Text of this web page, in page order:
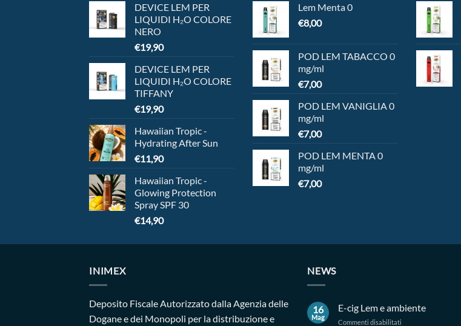
DEVICE LEM PER
LIQUIDI H₂O COLORE
NERO
€19,90
DEVICE LEM PER
LIQUIDI H₂O COLORE
TIFFANY
€19,90
Hawaiian Tropic -
Hydrating After Sun
€11,90
Hawaiian Tropic -
Glowing Protection
Spray SPF 30
€14,90
Lem Menta 0
€8,00
POD LEM TABACCO 0
mg/ml
€7,00
POD LEM VANIGLIA 0
mg/ml
€7,00
POD LEM MENTA 0
mg/ml
€7,00
INIMEX
Deposito Fiscale Autorizzato dalla Agenzia delle
Dogane e dei Monopoli per la distribuzione e
NEWS
16
Mag
E-cig Lem e ambiente
Commenti disabilitati